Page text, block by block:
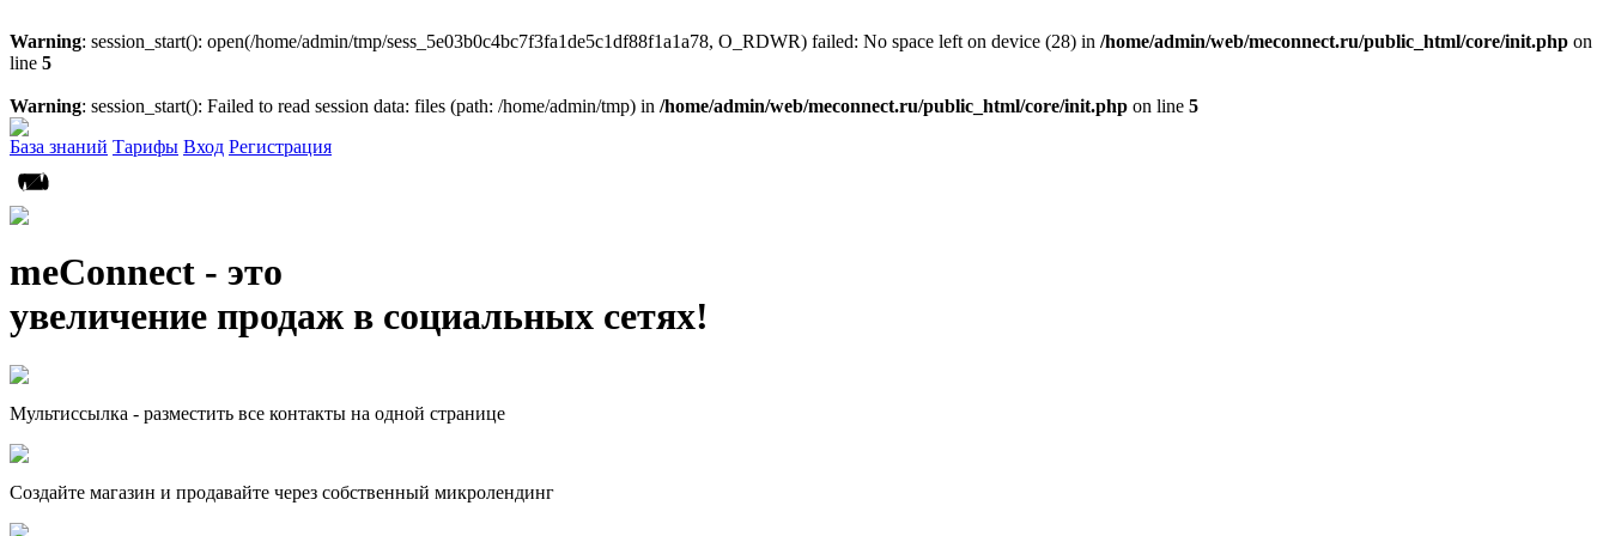
Warning: session_start(): open(/home/admin/tmp/sess_5e03b0c4bc7f3fa1de5c1df88f1a1a78, O_RDWR) failed: No space left on device (28) in /home/admin/web/meconnect.ru/public_html/core/init.php on
line 5
Warning: session_start(): Failed to read session data: files (path: /home/admin/tmp) in /home/admin/web/meconnect.ru/public_html/core/init.php on line 5
База знаний Тарифы Вход Регистрация
meConnect - это
увеличение продаж в социальных сетях!
Мультиссылка - разместить все контакты на одной странице
Создайте магазин и продавайте через собственный микролендинг